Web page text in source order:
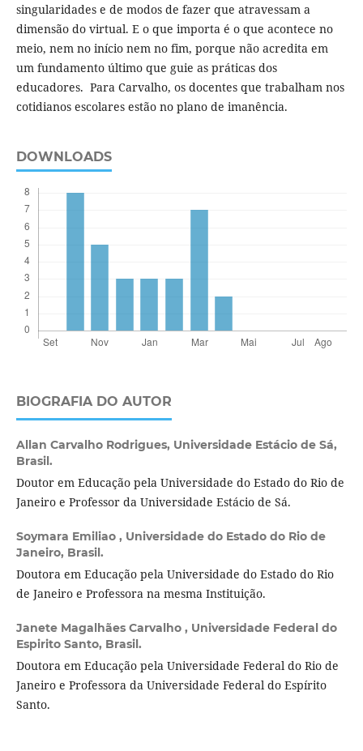
singularidades e de modos de fazer que atravessam a
dimensão do virtual. E o que importa é o que acontece no
meio, nem no início nem no fim, porque não acredita em
um fundamento último que guie as práticas dos
educadores. Para Carvalho, os docentes que trabalham nos
cotidianos escolares estão no plano de imanência.
DOWNLOADS
BIOGRAFIA DO AUTOR
Allan Carvalho Rodrigues, Universidade Estácio de Sá,
Brasil.
Doutor em Educação pela Universidade do Estado do Rio de
Janeiro e Professor da Universidade Estácio de Sá.
Soymara Emiliao , Universidade do Estado do Rio de
Janeiro, Brasil.
Doutora em Educação pela Universidade do Estado do Rio
de Janeiro e Professora na mesma Instituição.
Janete Magalhães Carvalho , Universidade Federal do
Espirito Santo, Brasil.
Doutora em Educação pela Universidade Federal do Rio de
Janeiro e Professora da Universidade Federal do Espírito
Santo.